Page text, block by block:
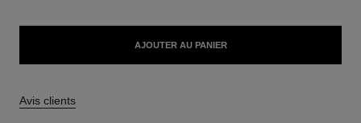
AJOUTER AU PANIER
Avis clients